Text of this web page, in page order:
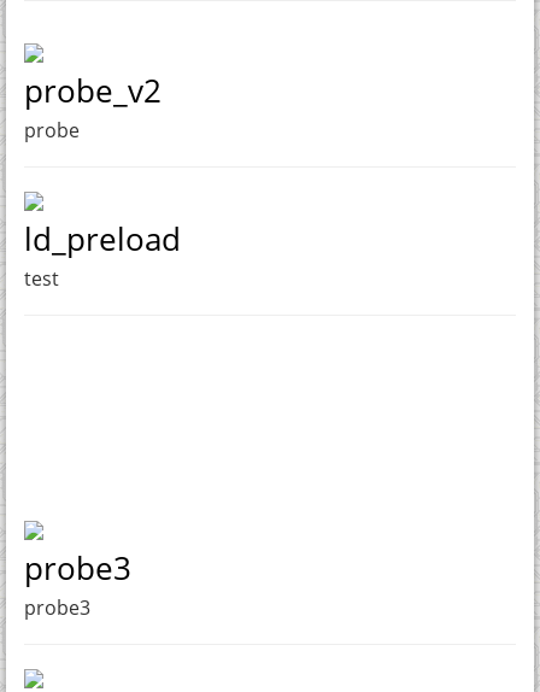
probe_v2
probe
ld_preload
test
probe3
probe3